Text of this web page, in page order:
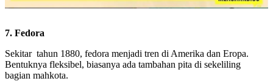
7. Fedora
Sekitar tahun 1880, fedora menjadi tren di Amerika dan Eropa.
Bentuknya fleksibel, biasanya ada tambahan pita di sekeliling
bagian mahkota.